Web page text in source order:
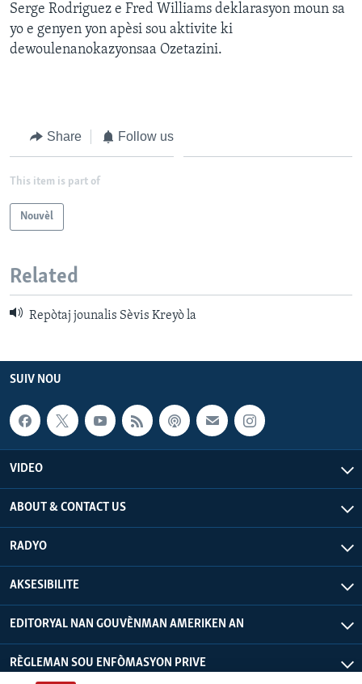
Serge Rodriguez e Fred Williams deklarasyon moun sa
yo e genyen yon apèsi sou aktivite ki
dewoulenanokazyonsaa Ozetazini.
Share Follow us
This item is part of
Nouvèl
Related
Repòtaj jounalis Sèvis Kreyò la
SUIV NOU
VIDEO
ABOUT & CONTACT US
RADYO
AKSESIBILITE
EDITORYAL NAN GOUVÈNMAN AMERIKEN AN
RÈGLEMAN SOU ENFÒMASYON PRIVE